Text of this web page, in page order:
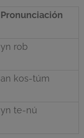
Pronunciación
yn rob
an kos-túm
yn te-nú